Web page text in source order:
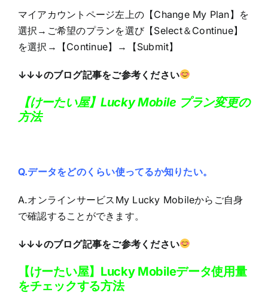
マイアカウントページ左上の【Change My Plan】を
選択→ご希望のプランを選び【Select＆Continue】
を選択→【Continue】→【Submit】
↓↓↓のブログ記事をご参考ください
【けーたい屋】Lucky Mobile プラン変更の
方法
Q.データをどのくらい使ってるか知りたい。
A.オンラインサービスMy Lucky Mobileからご自身
で確認することができます。
↓↓↓のブログ記事をご参考ください
【けーたい屋】Lucky Mobileデータ使用量
をチェックする方法